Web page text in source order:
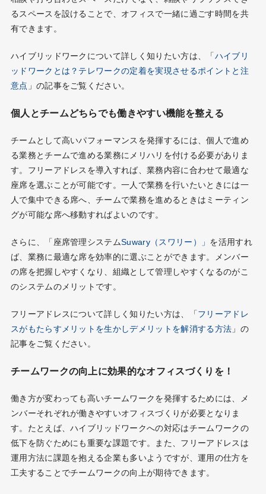
るスペースを設けることで、オフィスで一緒に過ごす時間を共
有できます。
ハイブリッドワークについて詳しく知りたい方は、「ハイブリ
ッドワークとは？テレワークの定着を実現させるポイントと注
意点 」の記事をご覧ください。
個人とチームどちらでも働きやすい機能を整える
チームとして高いパフォーマンスを発揮するには、個人で進め
る業務とチームで進める業務にメリハリを付ける必要がありま
す。フリーアドレスを導入すれば、業務内容に合わせて最適な
座席を選ぶことが可能です。一人で業務を行いたいときには一
人で集中できる席へ、チームで業務を進めるときはミーティン
グが可能な席へ移動すればよいのです。
さらに、「座席管理システムSuwary（スワリー）」 を活用すれ
ば、業務に最適な席を効率的に選ぶことができます。メンバー
の席を把握しやすくなり、組織として管理しやすくなるのがこ
のシステムのメリットです。
フリーアドレスについて詳しく知りたい方は、「フリーアドレ
スがもたらすメリットを生かしデメリットを解消する方法 」の
記事をご覧ください。
チームワークの向上に効果的なオフィスづくりを！
働き方が変わっても高いチームワークを発揮するためには、メ
ンバーそれぞれが働きやすいオフィスづくりが必要となりま
す。たとえば、ハイブリッドワークへの対応はチームワークの
低下を防ぐためにも重要な課題です。また、フリーアドレスは
運用方法に課題を抱える企業も多いようですが、運用の仕方を
工夫することでチームワークの向上が期待できます。